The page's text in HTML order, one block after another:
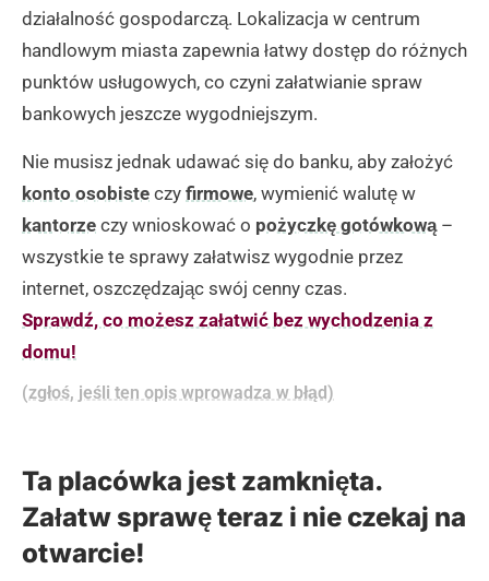
działalność gospodarczą. Lokalizacja w centrum
handlowym miasta zapewnia łatwy dostęp do różnych
punktów usługowych, co czyni załatwianie spraw
bankowych jeszcze wygodniejszym.
Nie musisz jednak udawać się do banku, aby założyć
konto osobiste czy firmowe, wymienić walutę w
kantorze czy wnioskować o pożyczkę gotówkową–
wszystkie te sprawy załatwisz wygodnie przez
internet, oszczędzając swój cenny czas.
Sprawdź, co możesz załatwić bez wychodzenia z
domu!
(zgłoś, jeśli ten opis wprowadza w błąd)
Ta placówka jest zamknięta.
Załatw sprawę teraz i nie czekaj na
otwarcie!